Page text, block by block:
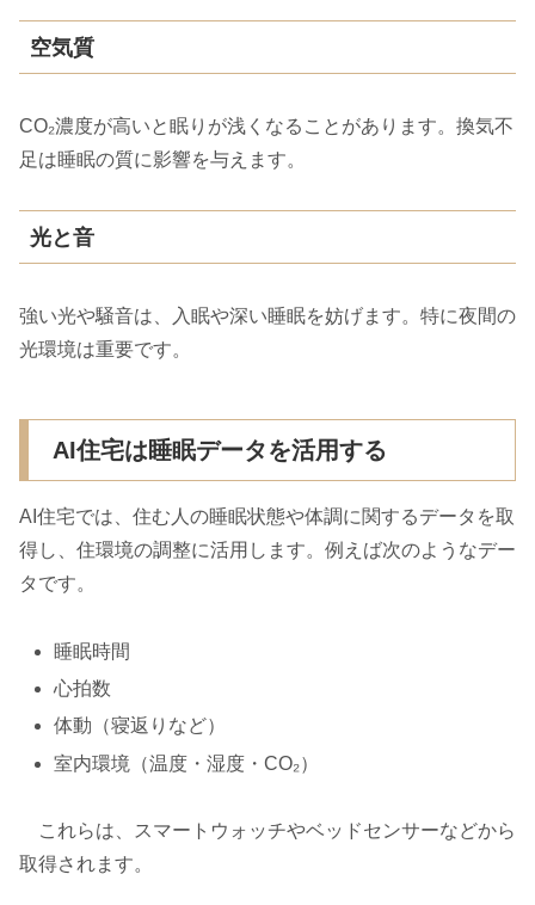
空気質
CO₂濃度が高いと眠りが浅くなることがあります。換気不
足は睡眠の質に影響を与えます。
光と音
強い光や騒音は、入眠や深い睡眠を妨げます。特に夜間の
光環境は重要です。
AI住宅は睡眠データを活用する
AI住宅では、住む人の睡眠状態や体調に関するデータを取
得し、住環境の調整に活用します。例えば次のようなデー
タです。
睡眠時間
心拍数
体動（寝返りなど）
室内環境（温度・湿度・CO₂）
これらは、スマートウォッチやベッドセンサーなどから
取得されます。